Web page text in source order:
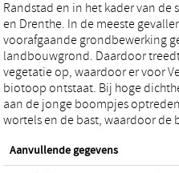
Randstad en in het kader van
en Drenthe. In de meeste
voorafgaande grondbewerking
landbouwgrond. Daardoor
vegetatie op, waardoor er voor
biotoop ontstaat. Bij hoge
aan de jonge boompjes
wortels en de bast, waardoor de
Aanvullende gegevens